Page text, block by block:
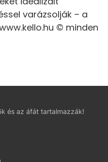
varázsolják – a
© minden
és az áfát tartalmazzák!